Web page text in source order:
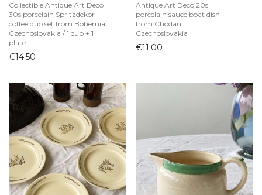
Collectible Antique Art Deco
30s porcelain Spritzdekor
coffee duo set from Bohemia
Czechoslovakia / 1 cup + 1
plate
€14.50
Antique Art Deco 20s
porcelain sauce boat dish
from Chodau
Czechoslovakia
€11.00